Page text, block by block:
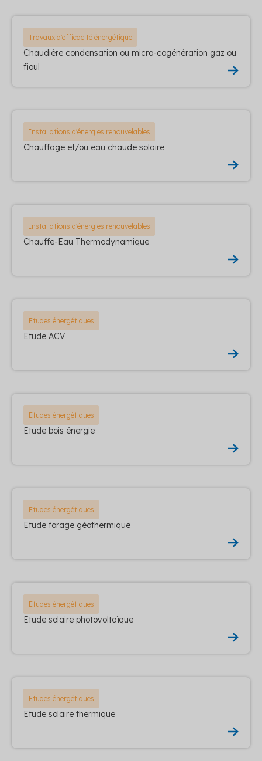
Travaux d'efficacité énergétique
Chaudière condensation ou micro-cogénération gaz ou
fioul
Installations d'énergies renouvelables
Chauffage et/ou eau chaude solaire
Installations d'énergies renouvelables
Chauffe-Eau Thermodynamique
Etudes énergétiques
Etude ACV
Etudes énergétiques
Etude bois énergie
Etudes énergétiques
Etude forage géothermique
Etudes énergétiques
Etude solaire photovoltaïque
Etudes énergétiques
Etude solaire thermique